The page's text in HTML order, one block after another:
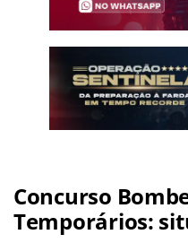
Concurso
Temporários: